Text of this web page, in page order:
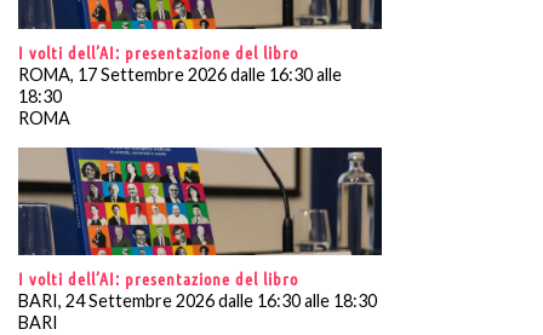
I volti dell’AI: presentazione del libro
ROMA, 17 Settembre 2026 dalle 16:30 alle
18:30
ROMA
I volti dell’AI: presentazione del libro
BARI, 24 Settembre 2026 dalle 16:30 alle 18:30
BARI